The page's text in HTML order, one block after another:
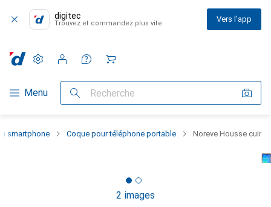
digitec
Trouvez et commandez plus vite Vers l'app
Navigation par catégorie
Menu Recherche
Paramètres
Compte client
Listes de comparaison
Listes d'envies
Panier
smartphone Coque pour téléphone portable Noreve Housse cuir
2 images